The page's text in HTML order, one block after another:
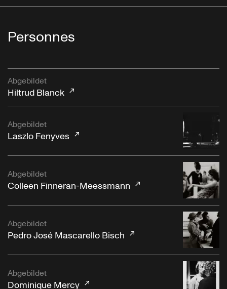
Personnes
Abgebildet
Hiltrud Blanck
Abgebildet
Laszlo Fenyves
Abgebildet
Colleen Finneran-Meessmann
Abgebildet
Pedro José Mascarello Bisch
Abgebildet
Dominique Mercy